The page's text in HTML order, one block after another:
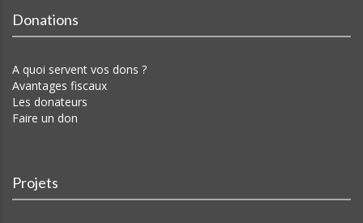
Donations
A quoi servent vos dons ?
Avantages fiscaux
Les donateurs
Faire un don
Projets